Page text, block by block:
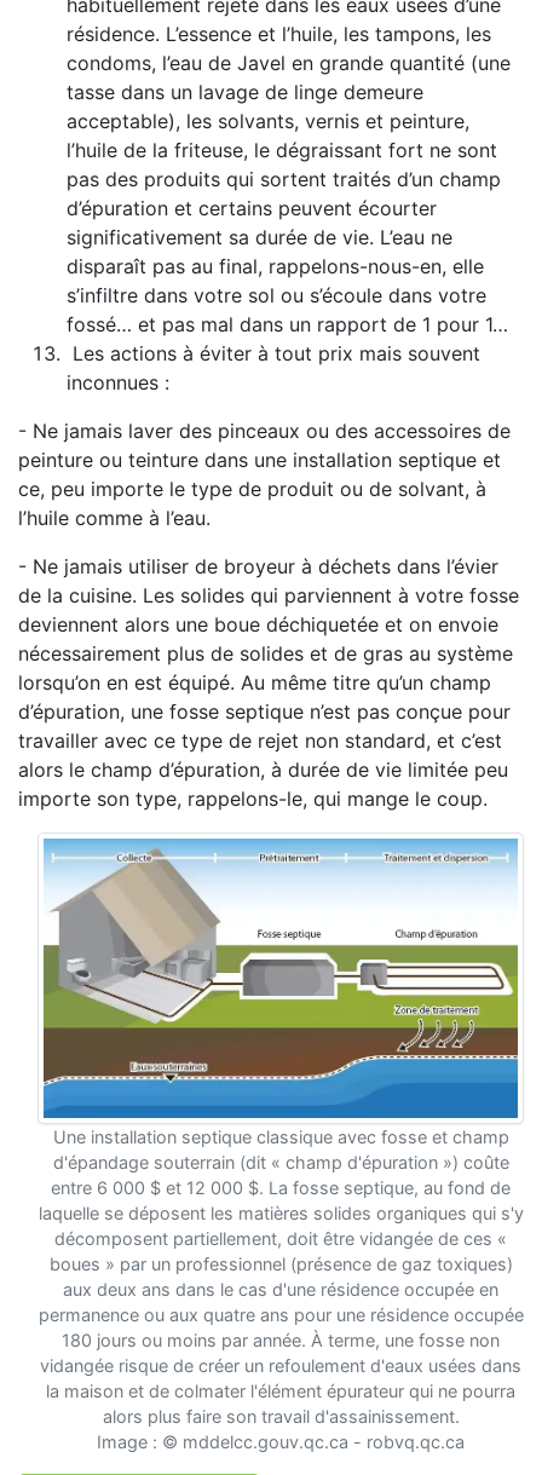
habituellement rejeté dans les eaux usées d’une
résidence. L’essence et l’huile, les tampons, les
condoms, l’eau de Javel en grande quantité (une
tasse dans un lavage de linge demeure
acceptable), les solvants, vernis et peinture,
l’huile de la friteuse, le dégraissant fort ne sont
pas des produits qui sortent traités d’un champ
d’épuration et certains peuvent écourter
significativement sa durée de vie. L’eau ne
disparaît pas au final, rappelons-nous-en, elle
s’infiltre dans votre sol ou s’écoule dans votre
fossé… et pas mal dans un rapport de 1 pour 1…
Les actions à éviter à tout prix mais souvent
inconnues :
- Ne jamais laver des pinceaux ou des accessoires de
peinture ou teinture dans une installation septique et
ce, peu importe le type de produit ou de solvant, à
l’huile comme à l’eau.
- Ne jamais utiliser de broyeur à déchets dans l’évier
de la cuisine. Les solides qui parviennent à votre fosse
deviennent alors une boue déchiquetée et on envoie
nécessairement plus de solides et de gras au système
lorsqu’on en est équipé. Au même titre qu’un champ
d’épuration, une fosse septique n’est pas conçue pour
travailler avec ce type de rejet non standard, et c’est
alors le champ d’épuration, à durée de vie limitée peu
importe son type, rappelons-le, qui mange le coup.
Une installation septique classique avec fosse et champ
d'épandage souterrain (dit « champ d'épuration ») coûte
entre 6 000 $ et 12 000 $. La fosse septique, au fond de
laquelle se déposent les matières solides organiques qui s'y
décomposent partiellement, doit être vidangée de ces «
boues » par un professionnel (présence de gaz toxiques)
aux deux ans dans le cas d'une résidence occupée en
permanence ou aux quatre ans pour une résidence occupée
180 jours ou moins par année. À terme, une fosse non
vidangée risque de créer un refoulement d'eaux usées dans
la maison et de colmater l'élément épurateur qui ne pourra
alors plus faire son travail d'assainissement.
Image : © mddelcc.gouv.qc.ca - robvq.qc.ca